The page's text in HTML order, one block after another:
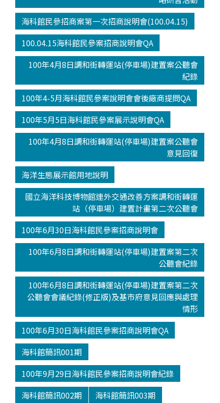
海科館民參招商案第一次招商說明會(100.04.15)
100.04.15海科館民參案招商說明會QA
100年4月8日調和街轉運站(停車場)建置案公聽會
紀錄
100年4-5月海科館民參案說明會會後廠商提問QA
100年5月5日海科館民參案展示說明會QA
100年4月8日調和街轉運站(停車場)建置案公聽會
意見回復
海洋生態展示館用地說明
國立海洋科技博物館連外交通改善方案調和街轉運
站（停車場）建置計畫第二次公聽會
100年6月30日海科館民參案招商說明會
100年6月8日調和街轉運站(停車場)建置案第二次
公聽會紀錄
100年6月8日調和街轉運站(停車場)建置案第二次
公聽會會議紀錄(修正版)及基市府意見回應與處理
情形
100年6月30日海科館民參案招商說明會QA
海科館簡訊001期
100年9月29日海科館民參案招商說明會紀錄
海科館簡訊002期
海科館簡訊003期